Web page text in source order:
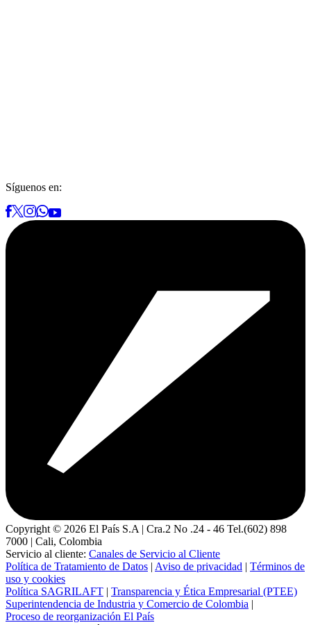
Síguenos en:
Copyright © 2026 El País S.A | Cra.2 No .24 - 46 Tel.(602) 898
7000 | Cali, Colombia
Servicio al cliente: Canales de Servicio al Cliente
Política de Tratamiento de Datos | Aviso de privacidad | Términos de
uso y cookies
Política SAGRILAFT | Transparencia y Ética Empresarial (PTEE)
Superintendencia de Industria y Comercio de Colombia |
Proceso de reorganización El País